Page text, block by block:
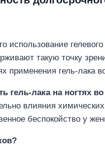
гелевого
такую точку
применения гель-лака
лака на ногтях
влияния
беспокойство у